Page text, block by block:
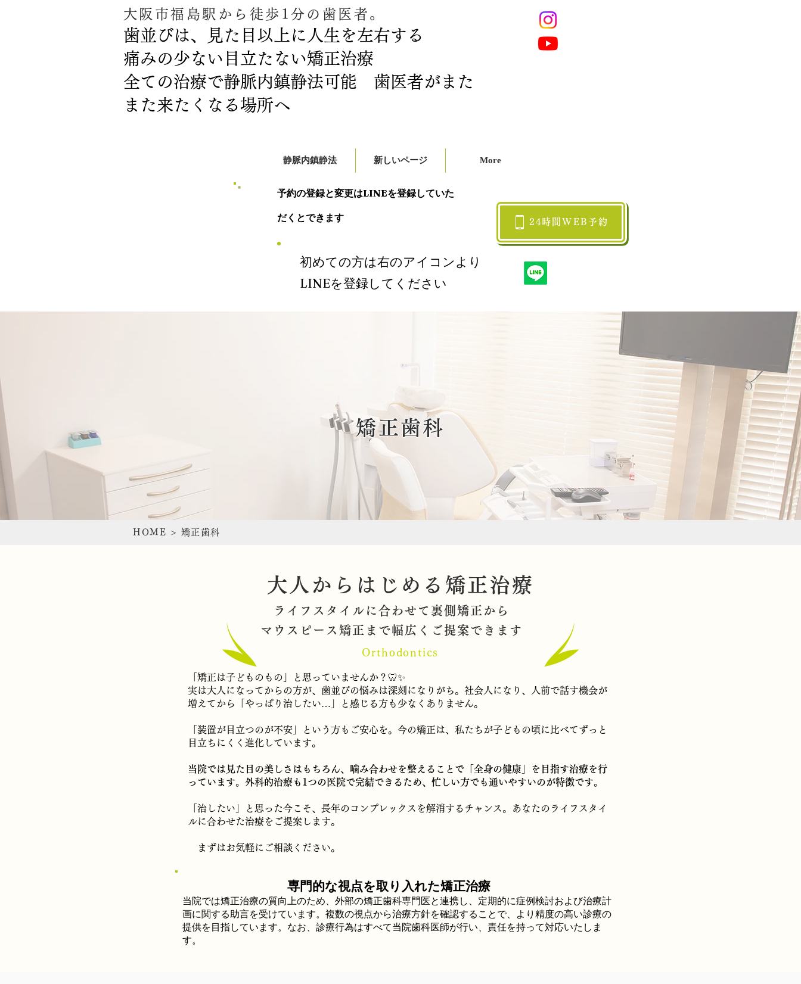
大阪市福島駅から徒歩1分の歯医者。
歯並びは、見た目以上に人生を左右する
痛みの少ない目立たない矯正治療
​全ての治療で静脈内鎮静法可能 歯医者がまた
また来たくなる場所へ
静脈内鎮静法 新しいページ More
予約の登録と変更はLINEを登録していた
だくとできます
初めての方は右のアイコンより
LINEを登録してください
24時間WEB予約
矯正歯科
HOME > 矯正歯科
大人からはじめる矯正治療
Orthodontics
ライフスタイルに合わせて裏側矯正から
マウスピース矯正まで幅広くご提案できます
「矯正は子どものもの」と思っていませんか？🦷✨
実は大人になってからの方が、歯並びの悩みは深刻になりがち。社会人になり、人前で話す機会が
増えてから「やっぱり治したい…」と感じる方も少なくありません。
「装置が目立つのが不安」という方もご安心を。今の矯正は、私たちが子どもの頃に比べてずっと
目立ちにくく進化しています。
当院では見た目の美しさはもちろん、噛み合わせを整えることで「全身の健康」を目指す治療を行
っています。外科的治療も1つの医院で完結できるため、忙しい方でも通いやすいのが特徴です。
「治したい」と思った今こそ、長年のコンプレックスを解消するチャンス。あなたのライフスタイ
ルに合わせた治療をご提案します。
まずはお気軽にご相談ください。
専門的な視点を取り入れた矯正治療
当院では矯正治療の質向上のため、外部の矯正歯科専門医と連携し、定期的に症例検討および治療計
画に関する助言を受けています。複数の視点から治療方針を確認することで、より精度の高い診療の
提供を目指しています。なお、診療行為はすべて当院歯科医師が行い、責任を持って対応いたしま
す。​